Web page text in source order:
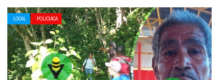
LOCAL POLICIACA